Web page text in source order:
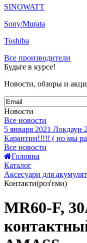
SINOWATT
Sony/Murata
Toshiba
Все производители
Будьте в курсе!
Новости, обзоры и
Новости
Все новости
5 января 2021 Локдаун
Карантин!!!!! ( но мы
Все новости
Головна
Каталог
Аксесуари для
Контакти(роз'єми)
MR60-F,